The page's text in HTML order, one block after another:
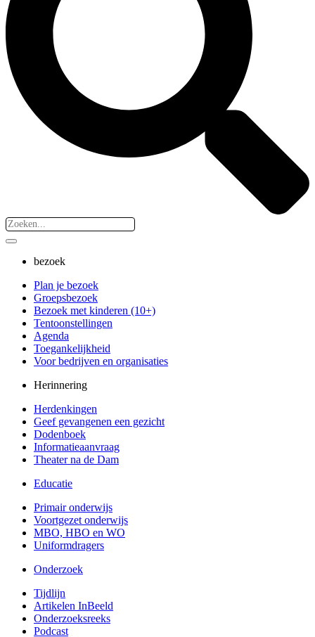
bezoek
Plan je bezoek
Groepsbezoek
Bezoek met kinderen (10+)
Tentoonstellingen
Agenda
Toegankelijkheid
Voor bedrijven en organisaties
Herinnering
Herdenkingen
Geef gevangenen een gezicht
Dodenboek
Informatieaanvraag
Theater na de Dam
Educatie
Primair onderwijs
Voortgezet onderwijs
MBO, HBO en WO
Uniformdragers
Onderzoek
Tijdlijn
Artikelen InBeeld
Onderzoeksreeks
Podcast